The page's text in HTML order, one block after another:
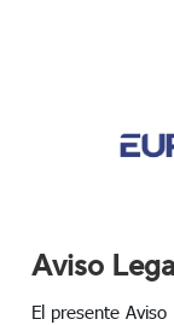
Aviso
El presente